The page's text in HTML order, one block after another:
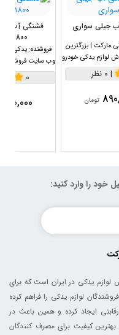
جیلی سواری
مارکت | بزرگترین
لوازم یدکی خودرو
| 0 نظر
تومان
1800سی سی
فروشنده: یدکی
وب سایت فروش
0
890,000
خود را وارد کنید:
یدکی در ایران است که برای
لوازم یدکی را فراهم کرده
ایجاد کرده و همین باعث در
کیفیت برای مصرف کنندگان